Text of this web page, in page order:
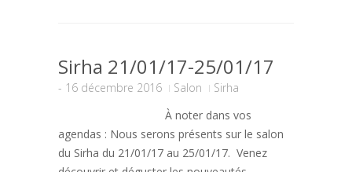
Sirha 21/01/17-25/01/17
- 16 décembre 2016 Salon
Sirha
À noter dans vos
agendas : Nous serons présents sur le salon
du Sirha du 21/01/17 au 25/01/17. Venez